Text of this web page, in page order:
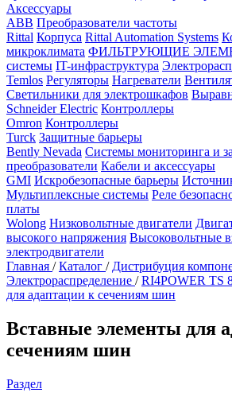
Аксессуары
ABB Преобразователи частоты
Rittal Корпуса Rittal Automation Systems
микроклимата ФИЛЬТРУЮЩИЕ
системы IT-инфраструктура
Temlos Регуляторы Нагреватели
Светильники для электрошкафов
Schneider Electric Контроллеры
Omron Контроллеры
Turck Защитные барьеры
Bently Nevada Системы мониторинга и
преобразователи Кабели и аксессуары
GMI Искробезопасные барьеры
Мультиплексные системы Реле
платы
Wolong Низковольтные двигатели
высокого напряжения Высоковольтные
электродвигатели
Главная / Каталог / Дистрибуция
Электрораспределение / RI4POWER TS
для адаптации к сечениям шин
Вставные элементы для
сечениям шин
Раздел